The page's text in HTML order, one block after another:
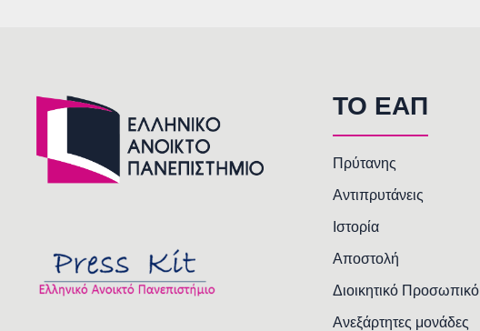
TO EAΠ
Πρύτανης
Αντιπρυτάνεις
Ιστορία
Αποστολή
Διοικητικό Προσωπικό
Ανεξάρτητες μονάδες